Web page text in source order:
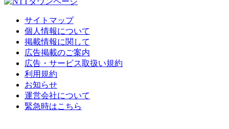
サイトマップ
個人情報について
掲載情報に関して
広告掲載のご案内
広告・サービス取扱い規約
利用規約
お知らせ
運営会社について
緊急時はこちら